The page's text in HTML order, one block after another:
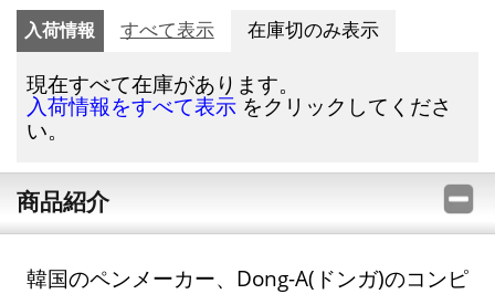
入荷情報 すべて表示 在庫切のみ表示
現在すべて在庫があります。
入荷情報をすべて表示 をクリックしてくださ
い。
商品紹介
韓国のペンメーカー、Dong-A(ドンガ)のコンピ